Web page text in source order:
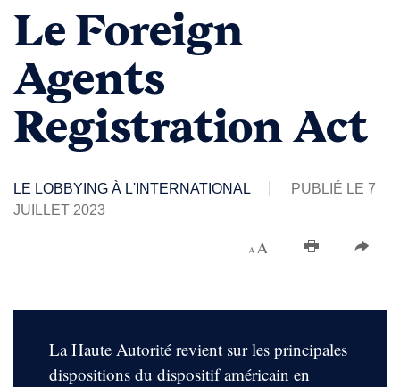
Le Foreign
Agents
Registration Act
LE LOBBYING À L'INTERNATIONAL
PUBLIÉ LE 7
JUILLET 2023
La Haute Autorité revient sur les principales
dispositions du dispositif américain en